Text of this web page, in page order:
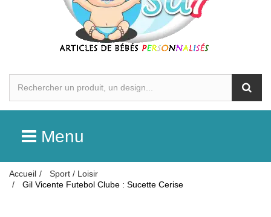
Menu
Accueil
Sport / Loisir
Gil Vicente Futebol Clube : Sucette Cerise